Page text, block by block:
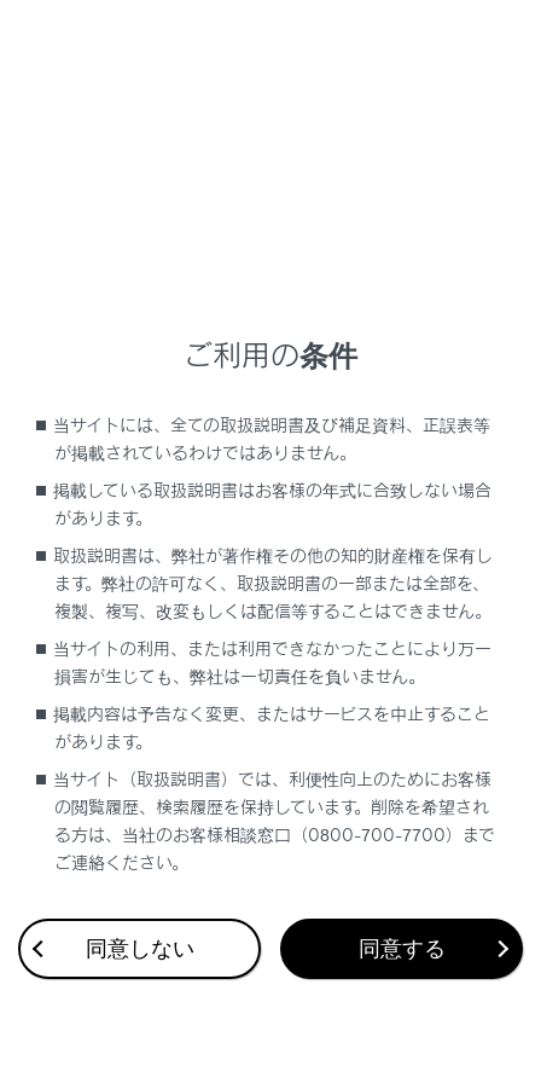
オーディオのソースを変更する
ソース選択画面のリストの配置を変更する
USB機器を接続する
HDMI機器を接続する
ディスプレイと操作スイッチ
タッチスクリーンの操作
USB機器を接続する
このページは役に立ちましたか？
ご利用の条件
当サイトには、全ての取扱説明書及び補足資料、正誤表等
が掲載されているわけではありません。
掲載している取扱説明書はお客様の年式に合致しない場合
があります。
取扱説明書は、弊社が著作権その他の知的財産権を保有し
ます。弊社の許可なく、取扱説明書の一部または全部を、
複製、複写、改変もしくは配信等することはできません。
当サイトの利用、または利用できなかったことにより万一
損害が生じても、弊社は一切責任を負いません。
掲載内容は予告なく変更、またはサービスを中止すること
があります。
当サイト（取扱説明書）では、利便性向上のためにお客様
の閲覧履歴、検索履歴を保持しています。削除を希望され
る方は、当社のお客様相談窓口（0800-700-7700）まで
ご連絡ください。
同意しない 同意する